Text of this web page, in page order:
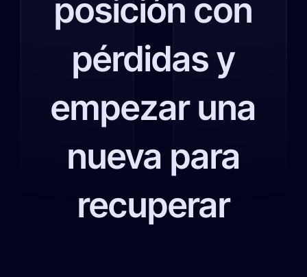
posición con
pérdidas y
empezar una
nueva para
recuperar